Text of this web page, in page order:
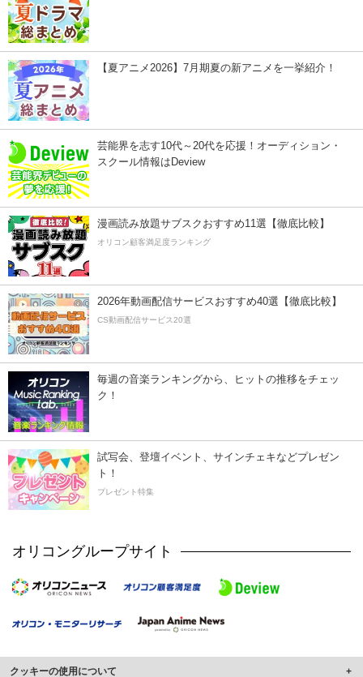
【夏アニメ2026】7月期夏の新アニメを一挙紹介！
芸能界を志す10代～20代を応援！オーディション・
スクール情報はDeview
漫画読み放題サブスクおすすめ11選【徹底比較】
オリコン顧客満足度ランキング
2026年動画配信サービスおすすめ40選【徹底比較】
CS動画配信サービス20選
毎週の音楽ランキングから、ヒットの推移をチェッ
ク！
試写会、登壇イベント、サインチェキなどプレゼン
ト！
プレゼント特集
オリコングループサイト
クッキーの使用について